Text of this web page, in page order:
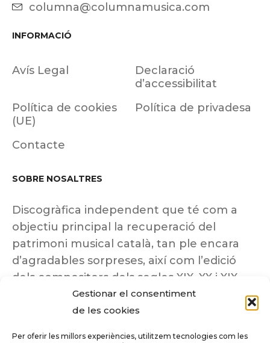
Gestionar el consentiment
de les cookies
Per oferir les millors experiències, utilitzem tecnologies com les
columna@columnamusica.com
INFORMACIÓ
Avís Legal
Declaració
d’accessibilitat
Política de cookies
(UE)
Política de privadesa
Contacte
SOBRE NOSALTRES
Discogràfica independent que té com a
objectiu principal la recuperació del
patrimoni musical català, tan ple encara
d’agradables sorpreses, així com l’edició
dels compositors dels segles XIX, XX i XIX
insuficientment coneguts.